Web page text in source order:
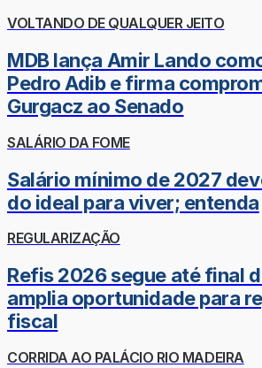
VOLTANDO DE QUALQUER JEITO
MDB lança Amir Lando
Pedro Adib e firma
Gurgacz ao Senado
SALÁRIO DA FOME
Salário mínimo de 2027
do ideal para viver; entenda
REGULARIZAÇÃO
Refis 2026 segue até final
amplia oportunidade para
fiscal
CORRIDA AO PALÁCIO RIO MADEIRA